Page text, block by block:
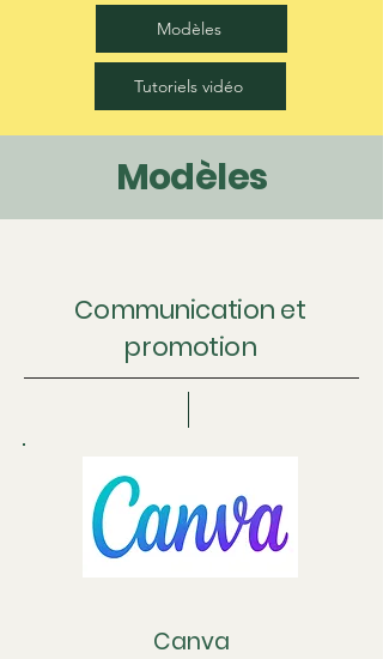
Modèles
Tutoriels vidéo
Modèles
Communication et
promotion
Canva